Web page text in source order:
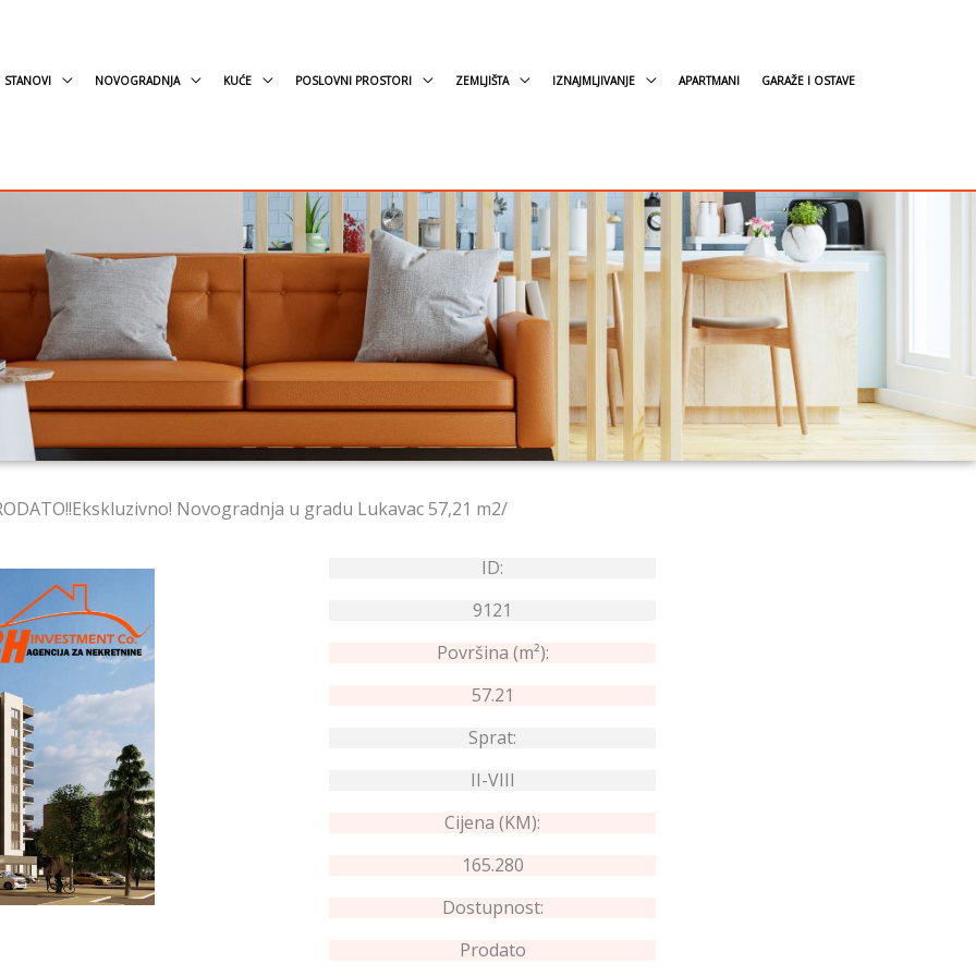
STANOVI NOVOGRADNJA KUĆE POSLOVNI PROSTORI ZEMLJIŠTA IZNAJMLJIVANJE APARTMANI GARAŽE I OSTAVE
Novogradnja u gradu Lukavac 57,21 m2/
ID:
9121
Površina (m²):
57.21
Sprat:
II-VIII
Cijena (KM):
165.280
Dostupnost:
Prodato